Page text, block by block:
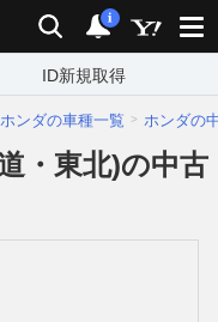
検索 通知
i
ID新規取得
ホンダの車種一覧 ホンダの
・東北)の中古